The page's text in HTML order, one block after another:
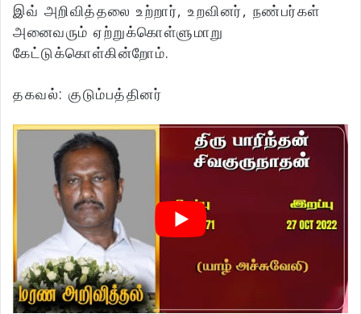
இவ் அறிவித்தலை உற்றார், உறவினர், நண்பர்கள்
அனைவரும் ஏற்றுக்கொள்ளுமாறு
கேட்டுக்கொள்கின்றோம்.
தகவல்: குடும்பத்தினர்